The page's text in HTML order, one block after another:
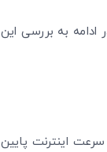
ادامه به بررسی این
اینترنت پایین